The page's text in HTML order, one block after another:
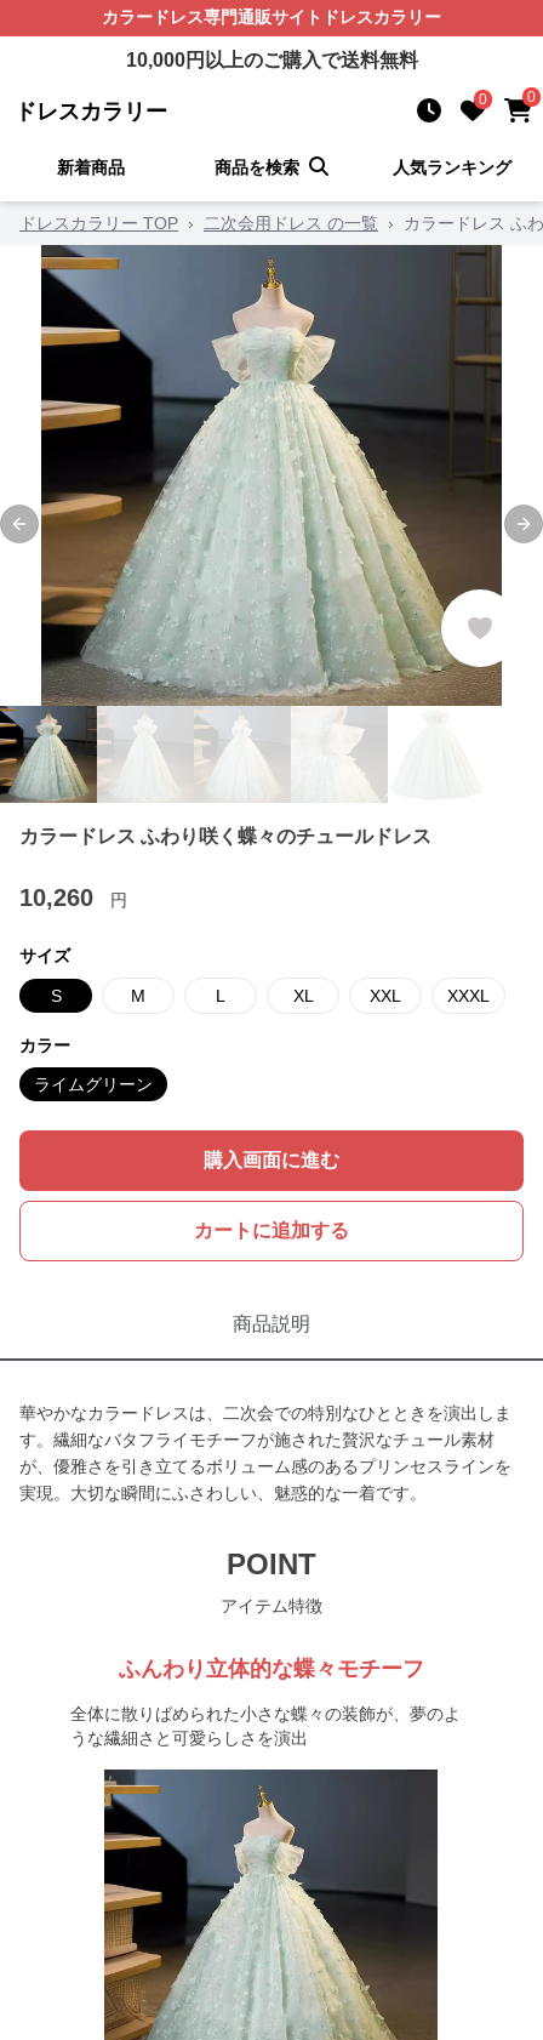
カラードレス専門通販サイト ドレスカラリー
10,000円以上のご購入で送料無料
ドレスカラリー 0 0
新着商品 商品を検索 人気ランキング
ドレスカラリー TOP › 二次会用ドレス の一覧 › カラードレス ふ
Previous slide
カラードレス ふわり咲く蝶々のチュールドレス
10,260 円
サイズ
S M L XL XXL XXXL
カラー
ライムグリーン
購入画面に進む
カートに追加する
商品説明
華やかなカラードレスは、二次会での特別なひとときを演出しま
す。繊細なバタフライモチーフが施された贅沢なチュール素材
が、優雅さを引き立てるボリューム感のあるプリンセスラインを
実現。大切な瞬間にふさわしい、魅惑的な一着です。
POINT
アイテム特徴
ふんわり立体的な蝶々モチーフ
全体に散りばめられた小さな蝶々の装飾が、夢のよ
うな繊細さと可愛らしさを演出